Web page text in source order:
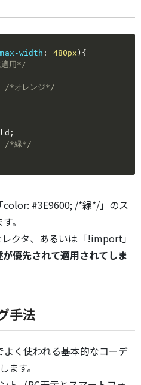
max-width : 480px ) {
適用*/
/*オレンジ*/
;
/*緑*/
color: #3E9600; /*緑*/」のス
。
クタ、あるいは「!import」
が優先されて適用されてしま
手法
く使われる基本的なコーデ
ます。